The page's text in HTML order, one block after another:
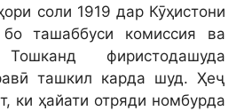
соли 1919 дар Кӯҳистони
ташаббуси комиссия ва
фиристодашуда
ташкил карда шуд. Ҳеҷ
ки ҳайати отряди номбурда